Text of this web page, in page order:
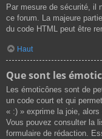
Par mesure de sécurité, il
ce forum. La majeure
du code HTML peut être
Haut
Que sont les
Les émoticônes sont de
un code court et qui
« :) » exprime la joie,
Vous pouvez consulter la
formulaire de rédaction.